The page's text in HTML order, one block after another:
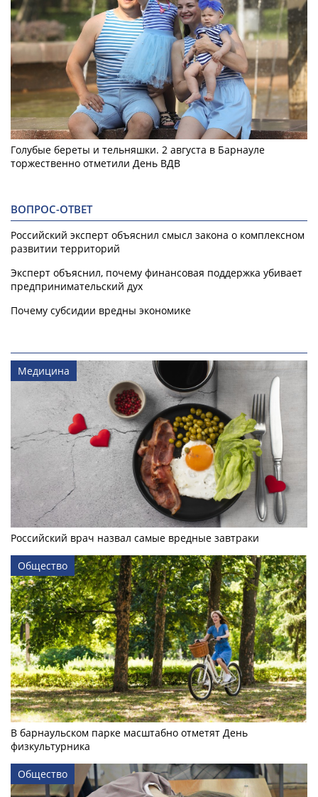
Голубые береты и тельняшки. 2 августа в Барнауле
торжественно отметили День ВДВ
ВОПРОС-ОТВЕТ
Российский эксперт объяснил смысл закона о комплексном
развитии территорий
Эксперт объяснил, почему финансовая поддержка убивает
предпринимательский дух
Почему субсидии вредны экономике
Медицина
Российский врач назвал самые вредные завтраки
Общество
В барнаульском парке масштабно отметят День
физкультурника
Общество